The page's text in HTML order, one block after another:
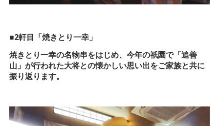
■2軒目「焼きとり一幸」
焼きとり一幸の名物串をはじめ、今年の祇園で「追善
山」が行われた大将との懐かしい思い出をご家族と共に
振り返ります。